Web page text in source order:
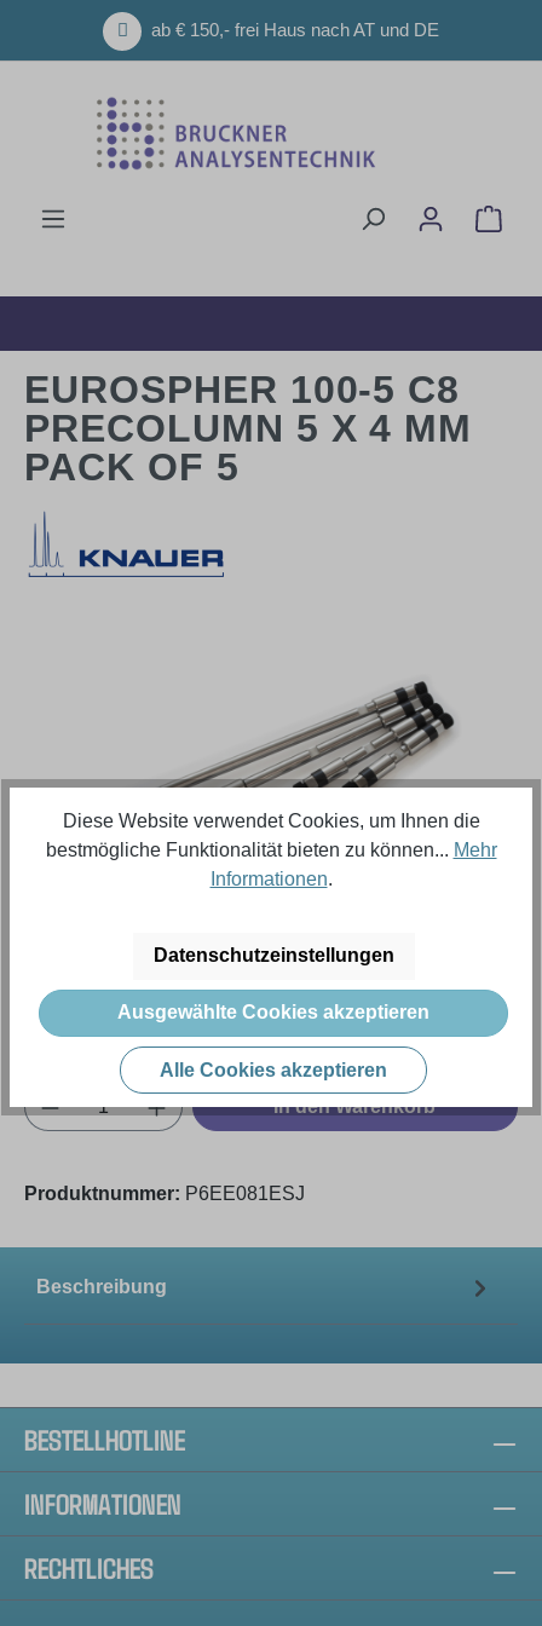
Zum Hauptinhalt springenab € 150,- frei Haus nach AT und DE
EUROSPHER 100-5 C8
PRECOLUMN 5 X 4 MM
PACK OF 5
264,73 €
Inhalt: 5 Stück (Menge) (52,95 € / 1 Stück (Menge))
Preise exkl. MwSt. zzgl. Versandkosten
Produkt Anzahl: Gib den gewünschten
In den Warenkorb
Produktnummer: P6EE081ESJ
Beschreibung
BESTELLHOTLINE
INFORMATIONEN
RECHTLICHES
Diese Website verwendet Cookies, um Ihnen die
bestmögliche Funktionalität bieten zu können... Mehr
Informationen.
Datenschutzeinstellungen
Ausgewählte Cookies akzeptieren
Alle Cookies akzeptieren